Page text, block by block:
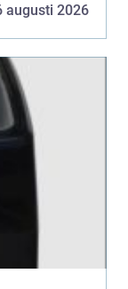
augusti 2026